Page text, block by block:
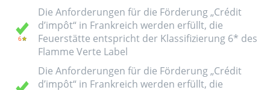
Die Anforderungen für die Förderung „Crédit
d’impôt“ in Frankreich werden erfüllt, die
Feuerstätte entspricht der Klassifizierung 6* des
Flamme Verte Label
Die Anforderungen für die Förderung „Crédit
d’impôt“ in Frankreich werden erfüllt, die